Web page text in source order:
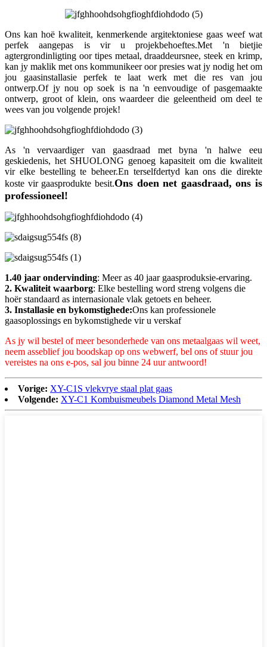
Ons kan hoë kwaliteit, kenmerkende argitektoniese gaas weef wat
perfek aangepas is vir u projekbehoeftes.Met 'n bietjie
agtergrondinligting oor tipes metaal, draaddeursnee, steek en krimp,
kan jy maklik met ons kommunikeer oor presies wat jy nodig het om
jou gaasinstallasie perfek te laat werk met die res van jou
ontwerp.Of jy nou op soek is na 'n eenvoudige of pasgemaakte
ontwerp, groot of klein, ons waardeer die geleentheid om deel te
wees van jou volgende projek!
As 'n vervaardiger van gaasdraad met byna 'n halwe eeu
geskiedenis, het SHUOLONG genoeg kapasiteit om die kwaliteit
vir elke bestelling te beheer.En terselfdertyd kan ons die direkte
koste vir gaasprodukte besit.Ons doen net gaasdraad, ons is
professioneel!
1.40 jaar ondervinding: Meer as 40 jaar gaasproduksie-ervaring.
2. Kwaliteit waarborg: Elke bestelling word streng volgens die
hoër standaard as internasionale vlak getoets en beheer.
3. Installasie en bykomstighede:Ons kan professionele
gaasoplossings en bykomstighede vir u verskaf
As jy wil bestel of meer besonderhede van ons metaalgaas wil weet,
neem asseblief jou boodskap op ons webwerf, bel ons of stuur jou
vereistes na ons e-pos, sal jou binne 24 uur antwoord!
Vorige: XY-C1S vlekvrye staal plat gaas
Volgende: XY-C1 Kombuismeubels Diamond Metal Mesh